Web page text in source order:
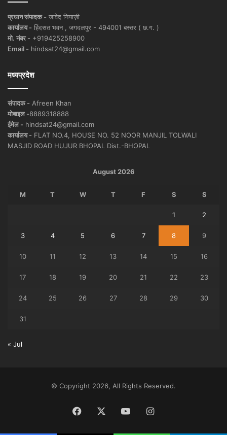
प्रधान संपादक - जावेद नियाज़ी
कार्यालय - हिंदसत भवन , जगदलपुर - 494001 बस्तर ( छ.ग. )
मो. नंबर - +919425258900
Email - hindsat24@gmail.com
मध्यप्रदेश
संपादक - Afreen Khan
मोबाइल -8889318888
ईमेल - hindsat24@gmail.com
कार्यालय - FLAT NO.4, HOUSE NO. 52 NOOR MANJIL TOLWALI
MASJID ROAD HUJUR BHOPAL Dist.-BHOPAL
August 2026
M T W T F S S
1 2
3 4 5 6 7 8 9
10 11 12 13 14 15 16
17 18 19 20 21 22 23
24 25 26 27 28 29 30
31
« Jul
© Copyright 2026, All Rights Reserved.
Facebook YouTubeInstagram